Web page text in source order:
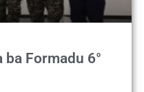
ba Formadu 6°